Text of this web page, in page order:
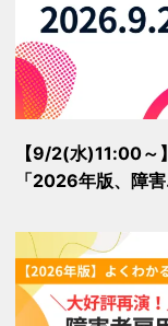
【9/2(水)11:00～
「2026年版、障